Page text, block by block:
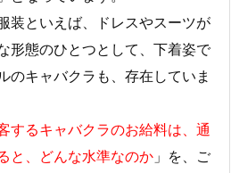
装といえば、ドレスやスーツが
形態のひとつとして、下着姿で
のキャバクラも、存在していま
するキャバクラのお給料は、通
と、どんな水準なのか 」を、ご